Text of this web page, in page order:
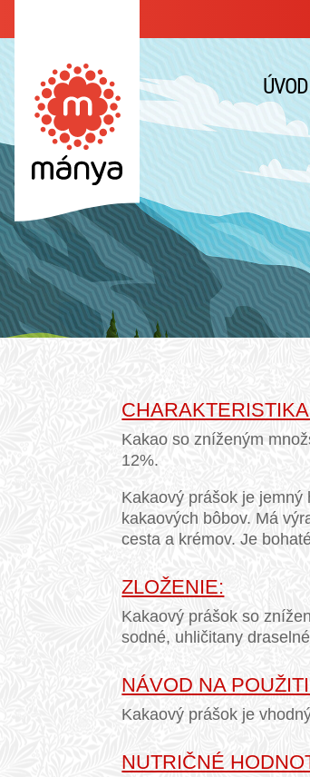
ÚVOD
Kakao so zníženým
12%.
Kakaový prášok je
kakaových bôbov. Má
cesta a krémov. Je
ZLOŽENIE:
Kakaový prášok so
sodné, uhličitany
NÁVOD NA
Kakaový prášok je
NUTRIČNÉ